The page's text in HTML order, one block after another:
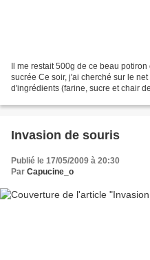
Il me restait 500g de ce beau
sucrée Ce soir, j'ai cherché sur le
d'ingrédients (farine, sucre et chair
Invasion de souris
Publié le 17/05/2009 à 20:30
Par Capucine_o